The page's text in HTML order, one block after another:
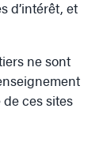
d’intérêt, et
ne sont
ces sites